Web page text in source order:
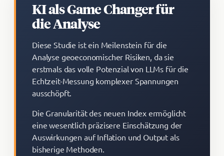
KI als Game Changer für
die Analyse
Diese Studie ist ein Meilenstein für die
Analyse geoeconomischer Risiken, da sie
erstmals das volle Potenzial von LLMs für die
Echtzeit-Messung komplexer Spannungen
ausschöpft.
Die Granularität des neuen Index ermöglicht
eine wesentlich präzisere Einschätzung der
Auswirkungen auf Inflation und Output als
bisherige Methoden.